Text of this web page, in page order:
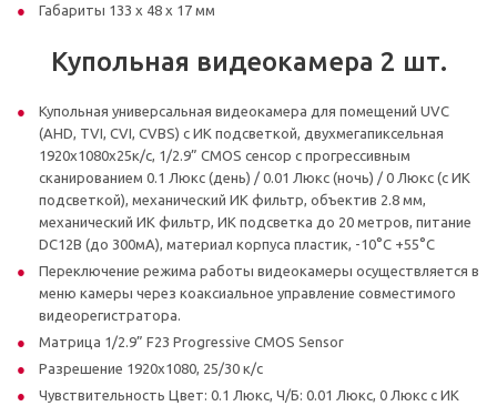
Габариты 133 х 48 х 17 мм
Купольная видеокамера 2 шт.
Купольная универсальная видеокамера для помещений UVC
(AHD, TVI, CVI, CVBS) с ИК подсветкой, двухмегапиксельная
1920х1080х25к/с, 1/2.9” CMOS сенсор c прогрессивным
сканированием 0.1 Люкс (день) / 0.01 Люкс (ночь) / 0 Люкс (с ИК
подсветкой), механический ИК фильтр, объектив 2.8 мм,
механический ИК фильтр, ИК подсветка до 20 метров, питание
DC12В (до 300мА), материал корпуса пластик, -10°С +55°С
Переключение режима работы видеокамеры осуществляется в
меню камеры через коаксиальное управление совместимого
видеорегистратора.
Матрица 1/2.9” F23 Progressive CMOS Sensor
Разрешение 1920х1080, 25/30 к/с
Чувствительность Цвет: 0.1 Люкс, Ч/Б: 0.01 Люкс, 0 Люкс с ИК